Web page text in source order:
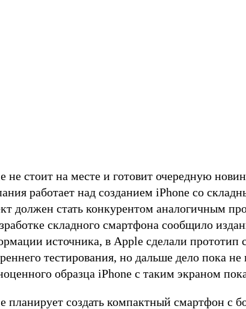
не стоит на месте и готовит очередную
работает над созданием iPhone со
должен стать конкурентом аналогичным
складного смартфона сообщило
источника, в Apple сделали прототип
тестирования, но дальше дело пока не
образца iPhone с таким экраном
планирует создать компактный смартфон с